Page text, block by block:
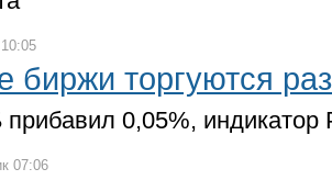
биржи торгуются
0,05%, индикатор
07:06